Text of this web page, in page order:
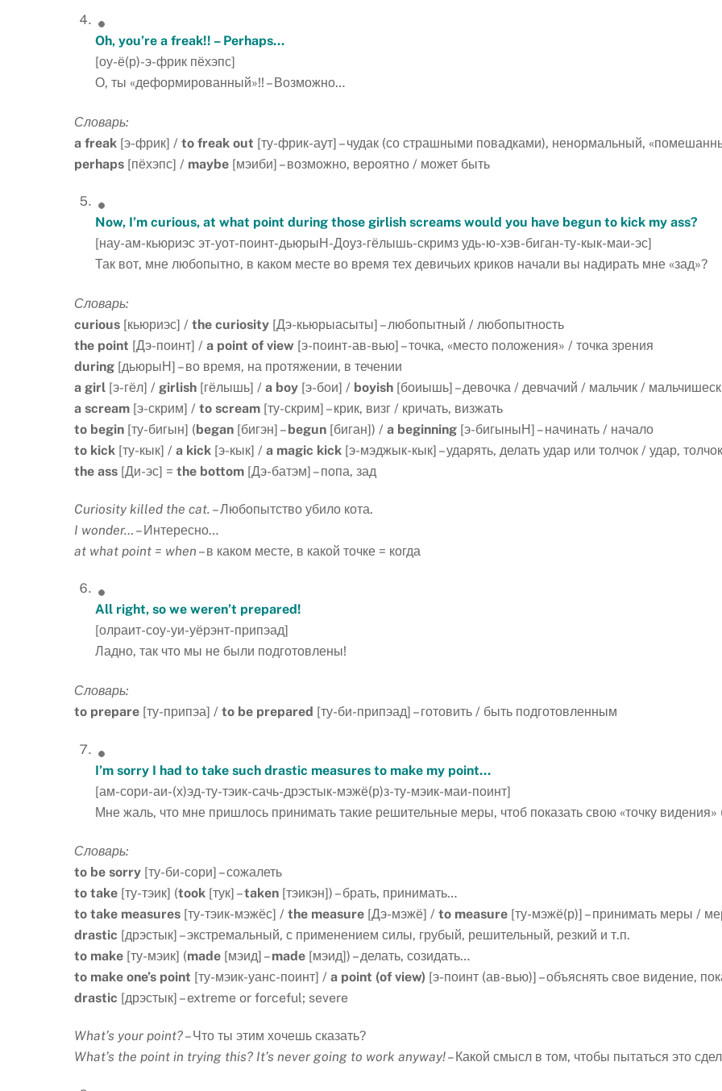
Oh, you’re a freak!! – Perhaps…
[оу-ё(р)-э-фрик пёхэпс]
О, ты «деформированный»!! – Возможно…
Словарь:
a freak [э-фрик] / to freak out [ту-фрик-аут] – чудак (со страшными повадками), ненормальный,
perhaps [пёхэпс] / maybe [мэиби] – возможно, вероятно / может быть
Now, I’m curious, at what point during those girlish screams would you have begun to kick my ass?
[нау-ам-кьюриэс эт-уот-поинт-дьюрыН-Доуз-гёлышь-скримз удь-ю-хэв-биган-ту-кык-маи-эс]
Так вот, мне любопытно, в каком месте во время тех девичьих криков начали вы надирать мне «зад»?
Словарь:
curious [кьюриэс] / the curiosity [Дэ-кьюрыасыты] – любопытный / любопытность
the point [Дэ-поинт] / a point of view [э-поинт-ав-вью] – точка, «место положения» / точка зрения
during [дьюрыН] – во время, на протяжении, в течении
a girl [э-гёл] / girlish [гёлышь] / a boy [э-бои] / boyish [боиышь] – девочка / девчачий / мальчик /
a scream [э-скрим] / to scream [ту-скрим] – крик, визг / кричать, визжать
to begin [ту-бигын] (began [бигэн] –begun [биган]) / a beginning [э-бигыныН] – начинать / начало
to kick [ту-кык] / a kick [э-кык] / a magic kick [э-мэджык-кык] – ударять, делать удар или толчок / удар,
the ass [Ди-эс] = the bottom [Дэ-батэм] – попа, зад
Curiosity killed the cat. – Любопытство убило кота.
I wonder… – Интересно…
at what point = when – в каком месте, в какой точке = когда
All right, so we weren’t prepared!
[олраит-соу-уи-уёрэнт-припэад]
Ладно, так что мы не были подготовлены!
Словарь:
to prepare [ту-припэа] / to be prepared [ту-би-припэад] – готовить / быть подготовленным
I’m sorry I had to take such drastic measures to make my point…
[ам-сори-аи-(х)эд-ту-тэик-сачь-дрэстык-мэжё(р)з-ту-мэик-маи-поинт]
Мне жаль, что мне пришлось принимать такие решительные меры, чтоб показать свою «точку
Словарь:
to be sorry [ту-би-сори] – сожалеть
to take [ту-тэик] (took [тук] –taken [тэикэн]) – брать, принимать…
to take measures [ту-тэик-мэжёс] / the measure [Дэ-мэжё] / to measure [ту-мэжё(р)] – принимать меры /
drastic [дрэстык] – экстремальный, с применением силы, грубый, решительный, резкий и т.п.
to make [ту-мэик] (made [мэид] –made [мэид]) – делать, созидать…
to make one’s point [ту-мэик-уанс-поинт] / a point (of view) [э-поинт (ав-вью)] – объяснять свое видение,
drastic [дрэстык] – extreme or forceful; severe
What’s your point?– Что ты этим хочешь сказать?
What’s the point in trying this? It’s never going to work anyway!– Какой смысл в том, чтобы пытаться это